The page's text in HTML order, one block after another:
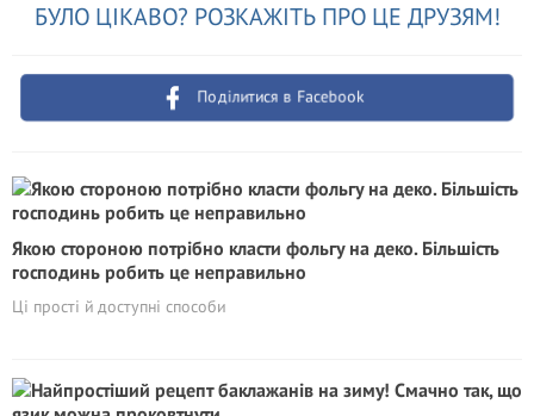
БУЛО ЦІКАВО? РОЗКАЖІТЬ ПРО ЦЕ ДРУЗЯМ!
Поділитися в Facebook
Якою стороною потрібно класти фольгу на деко. Більшість
господинь робить це неправильно
Ці прості й доступні способи